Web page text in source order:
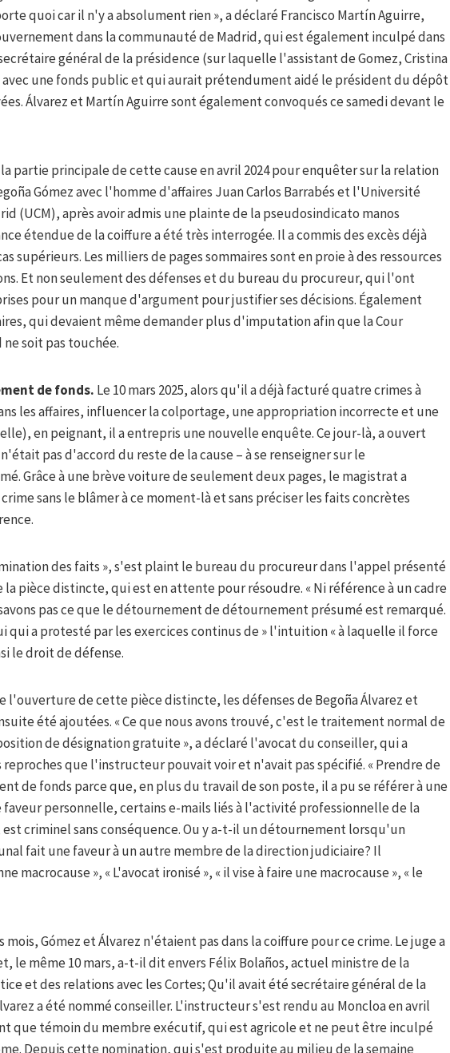
quoi car il n'y a absolument rien », a déclaré Francisco Martín Aguirre,
dans la communauté de Madrid, qui est également inculpé dans
général de la présidence (sur laquelle l'assistant de Gomez, Cristina
avec une fonds public et qui aurait prétendument aidé le président du dépôt
Álvarez et Martín Aguirre sont également convoqués ce samedi devant le
partie principale de cette cause en avril 2024 pour enquêter sur la relation
Gómez avec l'homme d'affaires Juan Carlos Barrabés et l'Université
(UCM), après avoir admis une plainte de la pseudosindicato manos
étendue de la coiffure a été très interrogée. Il a commis des excès déjà
supérieurs. Les milliers de pages sommaires sont en proie à des ressources
Et non seulement des défenses et du bureau du procureur, qui l'ont
pour un manque d'argument pour justifier ses décisions. Également
qui devaient même demander plus d'imputation afin que la Cour
soit pas touchée.
de fonds. Le 10 mars 2025, alors qu'il a déjà facturé quatre crimes à
les affaires, influencer la colportage, une appropriation incorrecte et une
en peignant, il a entrepris une nouvelle enquête. Ce jour-là, a ouvert
pas d'accord du reste de la cause – à se renseigner sur le
Grâce à une brève voiture de seulement deux pages, le magistrat a
sans le blâmer à ce moment-là et sans préciser les faits concrètes
des faits », s'est plaint le bureau du procureur dans l'appel présenté
pièce distincte, qui est en attente pour résoudre. « Ni référence à un cadre
pas ce que le détournement de détournement présumé est remarqué.
qui a protesté par les exercices continus de » l'intuition « à laquelle il force
le droit de défense.
l'ouverture de cette pièce distincte, les défenses de Begoña Álvarez et
été ajoutées. « Ce que nous avons trouvé, c'est le traitement normal de
de désignation gratuite », a déclaré l'avocat du conseiller, qui a
que l'instructeur pouvait voir et n'avait pas spécifié. « Prendre de
de fonds parce que, en plus du travail de son poste, il a pu se référer à une
faveur personnelle, certains e-mails liés à l'activité professionnelle de la
criminel sans conséquence. Ou y a-t-il un détournement lorsqu'un
fait une faveur à un autre membre de la direction judiciaire? Il
macrocause », « L'avocat ironisé », « il vise à faire une macrocause », « le
mois, Gómez et Álvarez n'étaient pas dans la coiffure pour ce crime. Le juge a
le même 10 mars, a-t-il dit envers Félix Bolaños, actuel ministre de la
et des relations avec les Cortes; Qu'il avait été secrétaire général de la
a été nommé conseiller. L'instructeur s'est rendu au Moncloa en avril
que témoin du membre exécutif, qui est agricole et ne peut être inculpé
Depuis cette nomination, qui s'est produite au milieu de la semaine